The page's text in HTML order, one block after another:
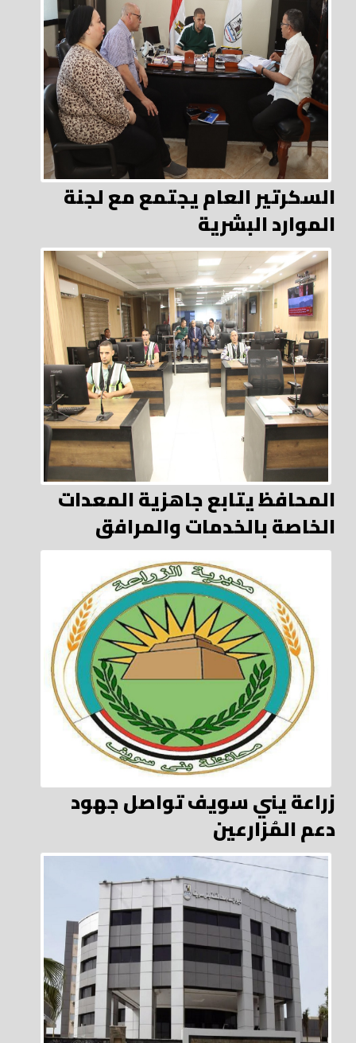
السكرتير العام يجتمع مع لجنة
الموارد البشرية
المحافظ يتابع جاهزية المعدات
الخاصة بالخدمات والمرافق
زراعة يني سويف تواصل جهود
دعم المُزارعين